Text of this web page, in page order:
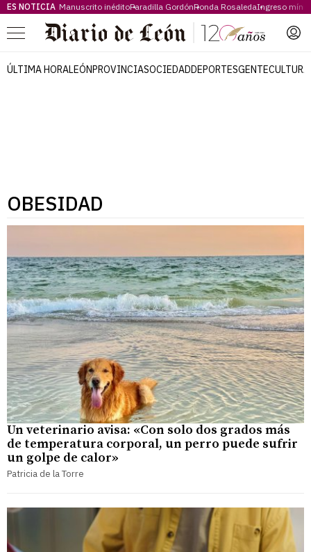
ES NOTICIA Manuscrito inéditoParadilla GordónRonda RosaledaIngreso
Menú
ÚLTIMA HORALEÓNPROVINCIASOCIEDADDEPORTESGENTECULTURA
OBESIDAD
Un veterinario avisa: «Con solo dos grados más
de temperatura corporal, un perro puede sufrir
un golpe de calor»
Patricia de la Torre